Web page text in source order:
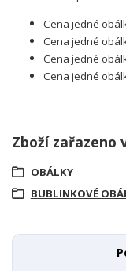
Cena jedné
Cena jedné
Cena jedné
Cena jedné
Zboží zařazeno
OBÁLKY
BUBLINKOVÉ